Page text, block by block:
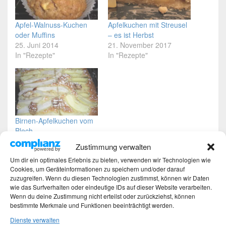
Zustimmung verwalten
Um dir ein optimales Erlebnis zu bieten, verwenden wir Technologien wie
Cookies, um Geräteinformationen zu speichern und/oder darauf
zuzugreifen. Wenn du diesen Technologien zustimmst, können wir Daten
wie das Surfverhalten oder eindeutige IDs auf dieser Website verarbeiten.
Wenn du deine Zustimmung nicht erteilst oder zurückziehst, können
bestimmte Merkmale und Funktionen beeinträchtigt werden.
Dienste verwalten
Apfel-Walnuss-Kuchen
oder Muffins
25. Juni 2014
In "Rezepte"
Apfelkuchen mit Streusel
– es ist Herbst
21. November 2017
In "Rezepte"
Birnen-Apfelkuchen vom
Blech
24. Januar 2017
In "Rezepte"
Dieser Eintrag wurde vonMartinaunterRezepteveröffentlicht und mit
Apfelkuchen,backen,Walnussverschlagwortet. Setze ein
Lesezeichen für denPermalink